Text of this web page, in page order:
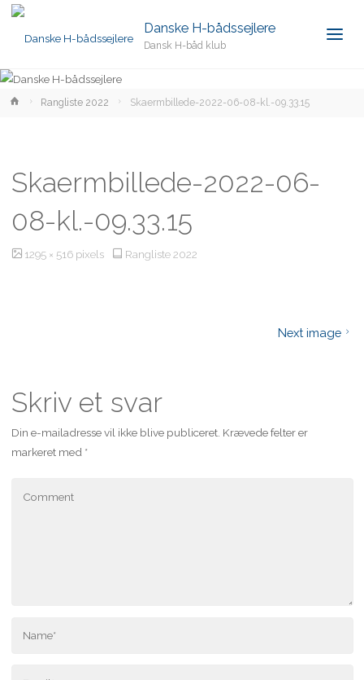
Danske H-bådssejlere
Dansk H-båd klub
HomeRangliste 2022 Skaermbillede-2022-06-08-kl.-09.33.15
Skaermbillede-2022-06-
08-kl.-09.33.15
Full1295 × 516 pixels Rangliste 2022
Next image
Skriv et svar
Din e-mailadresse vil ikke blive publiceret. Krævede felter er
markeret med *